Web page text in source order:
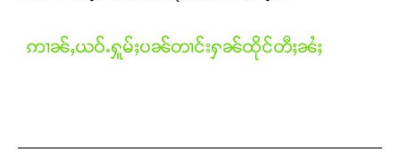
ဢၢၼ်ႇယဝ်ႉႁူမ်ႈပၼ်တၢင်းႁၼ်ထိုင်တီႈၼႆႈ